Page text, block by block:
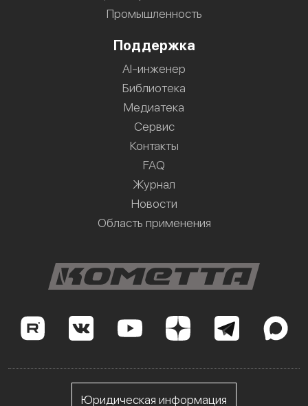
Промышленность
Поддержка
AI-инженер
Библиотека
Медиатека
Сервис
Контакты
FAQ
Журнал
Новости
Область применения
Юридическая информация